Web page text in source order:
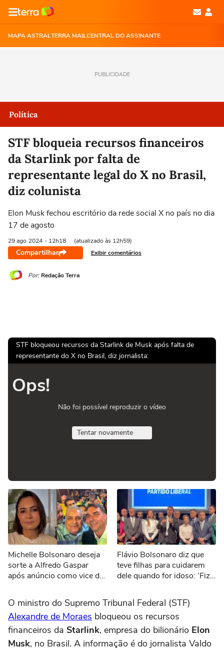
MAPA ASTRALTERRA MAILCENTRAL DO ASSINANTE
PUBLICIDADE
Política
STF bloqueia recursos financeiros
da Starlink por falta de
representante legal do X no Brasil,
diz colunista
Elon Musk fechou escritório da rede social X no país no dia
17 de agosto
29 ago 2024 - 12h18 (atualizado às 12h59)
Compartilhar Exibir comentários
Por: Redação Terra
STF bloqueou recursos da Starlink de Musk após falta de
representante do X no Brasil, diz jornalista:
Ops!
Não foi possível reproduzir o vídeo
Tentar novamente
Michelle Bolsonaro deseja
sorte a Alfredo Gaspar
após anúncio como vice de
Flávio Bolsonaro diz que
teve filhas para cuidarem
dele quando for idoso: ‘Fiz
O ministro do Supremo Tribunal Federal (STF)
Alexandre de Moraes bloqueou os recursos
financeiros da Starlink, empresa do bilionário Elon
Musk, no Brasil. A informação é do jornalista Valdo